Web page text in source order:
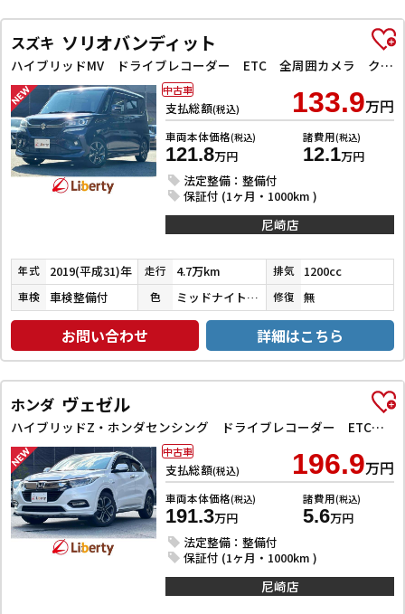
スズキ ソリオバンディット
ハイブリッドMV ドライブレコーダー ETC 全周囲カメラ クリアランスソナー オートクルーズコントロール レーンアシスト 衝突被害軽減システム 両側スライド・片側電動 LEDヘッドランプ スマートキー
支払総額(税込) 133.9万円
車両本体価格(税込)
121.8万円
諸費用(税込)
12.1万円
法定整備：整備付
保証付 (1ヶ月・1000km )
中古車
尼崎店
年式 2019(平成31)年 走行 4.7万km 排気 1200cc
車検 車検整備付 色 ミッドナイトバイオレットメタリック 修復 無
お問い合わせ 詳細はこちら
ホンダ ヴェゼル
ハイブリッドZ・ホンダセンシング ドライブレコーダー ETC バックカメラ オートクルーズコントロール レーンアシスト 衝突被害軽減システム ナビ TV オートライト LEDヘッドランプ アルミホイール スマートキー 電動格納ミラー
支払総額(税込) 196.9万円
車両本体価格(税込)
191.3万円
諸費用(税込)
5.6万円
法定整備：整備付
保証付 (1ヶ月・1000km )
中古車
尼崎店